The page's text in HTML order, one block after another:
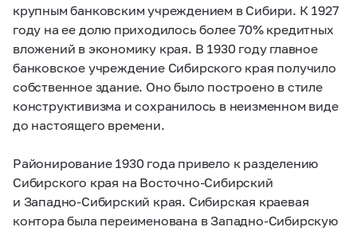
крупным банковским учреждением в Сибири. К 1927
году на ее долю приходилось более 70% кредитных
вложений в экономику края. В 1930 году главное
банковское учреждение Сибирского края получило
собственное здание. Оно было построено в стиле
конструктивизма и сохранилось в неизменном виде
до настоящего времени.
Районирование 1930 года привело к разделению
Сибирского края на Восточно-Сибирский
и Западно-Сибирский края. Сибирская краевая
контора была переименована в Западно-Сибирскую